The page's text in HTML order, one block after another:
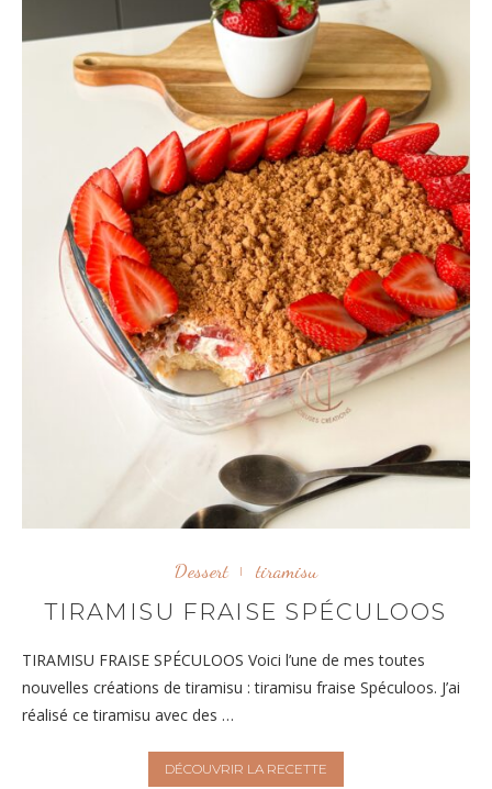
Dessert tiramisu
TIRAMISU FRAISE SPÉCULOOS
TIRAMISU FRAISE SPÉCULOOS Voici l’une de mes toutes
nouvelles créations de tiramisu : tiramisu fraise Spéculoos. J’ai
réalisé ce tiramisu avec des …
DÉCOUVRIR LA RECETTE